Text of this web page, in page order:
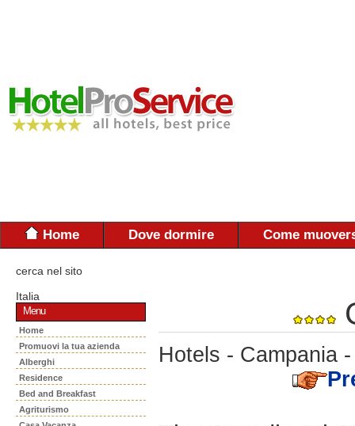
Home Dove dormire Come
cerca nel sito
Italia
Menu
Home
Promuovi la tua azienda
Alberghi
Residence
Bed and Breakfast
Agriturismo
Hotels - Campania